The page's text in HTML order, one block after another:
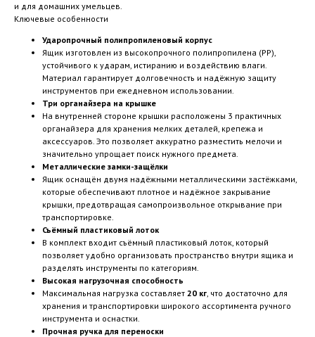
и для домашних умельцев.
Ключевые особенности
Ударопрочный полипропиленовый корпус
Ящик изготовлен из высокопрочного полипропилена (PP),
устойчивого к ударам, истиранию и воздействию влаги.
Материал гарантирует долговечность и надёжную защиту
инструментов при ежедневном использовании.
Три органайзера на крышке
На внутренней стороне крышки расположены 3 практичных
органайзера для хранения мелких деталей, крепежа и
аксессуаров. Это позволяет аккуратно разместить мелочи и
значительно упрощает поиск нужного предмета.
Металлические замки-защёлки
Ящик оснащён двумя надёжными металлическими застёжками,
которые обеспечивают плотное и надёжное закрывание
крышки, предотвращая самопроизвольное открывание при
транспортировке.
Съёмный пластиковый лоток
В комплект входит съёмный пластиковый лоток, который
позволяет удобно организовать пространство внутри ящика и
разделять инструменты по категориям.
Высокая нагрузочная способность
Максимальная нагрузка составляет 20 кг, что достаточно для
хранения и транспортировки широкого ассортимента ручного
инструмента и оснастки.
Прочная ручка для переноски